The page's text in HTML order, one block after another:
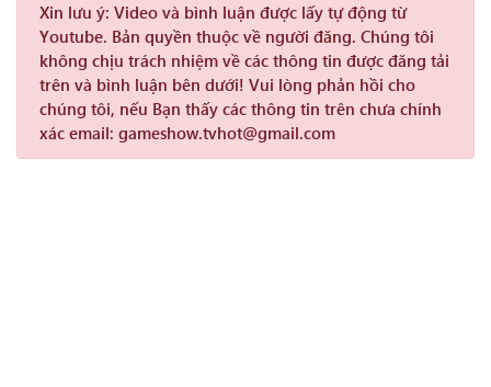
Xin lưu ý: Video và bình luận được lấy tự động từ
Youtube. Bản quyền thuộc về người đăng. Chúng tôi
không chịu trách nhiệm về các thông tin được đăng tải
trên và bình luận bên dưới! Vui lòng phản hồi cho
chúng tôi, nếu Bạn thấy các thông tin trên chưa chính
xác email: gameshow.tvhot@gmail.com